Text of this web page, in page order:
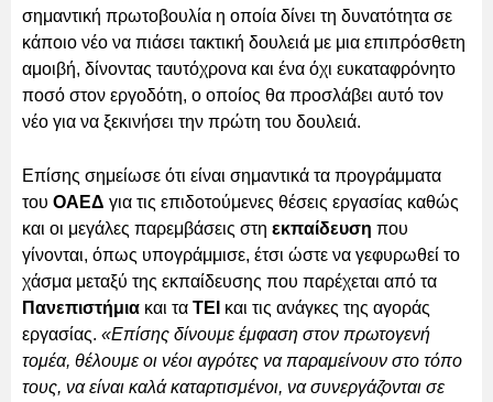
σημαντική πρωτοβουλία η οποία δίνει τη δυνατότητα σε
κάποιο νέο να πιάσει τακτική δουλειά με μια επιπρόσθετη
αμοιβή, δίνοντας ταυτόχρονα και ένα όχι ευκαταφρόνητο
ποσό στον εργοδότη, ο οποίος θα προσλάβει αυτό τον
νέο για να ξεκινήσει την πρώτη του δουλειά.
Επίσης σημείωσε ότι είναι σημαντικά τα προγράμματα
του ΟΑΕΔ για τις επιδοτούμενες θέσεις εργασίας καθώς
και οι μεγάλες παρεμβάσεις στη εκπαίδευση που
γίνονται, όπως υπογράμμισε, έτσι ώστε να γεφυρωθεί το
χάσμα μεταξύ της εκπαίδευσης που παρέχεται από τα
Πανεπιστήμια και τα ΤΕΙ και τις ανάγκες της αγοράς
εργασίας. «Επίσης δίνουμε έμφαση στον πρωτογενή
τομέα, θέλουμε οι νέοι αγρότες να παραμείνουν στο τόπο
τους, να είναι καλά καταρτισμένοι, να συνεργάζονται σε